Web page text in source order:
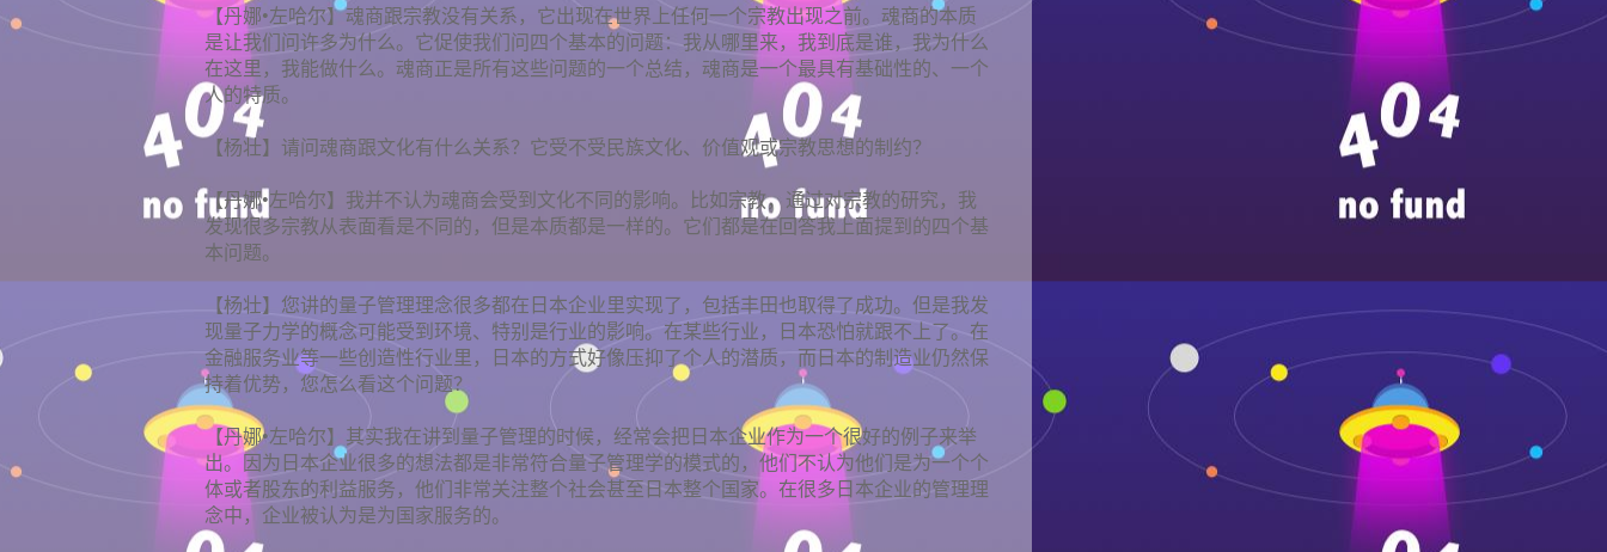
【丹娜•左哈尔】魂商跟宗教没有关系，它出现在世界上任何一个宗教出现之前。魂商的本质
是让我们问许多为什么。它促使我们问四个基本的问题：我从哪里来，我到底是谁，我为什么
在这里，我能做什么。魂商正是所有这些问题的一个总结，魂商是一个最具有基础性的、一个
人的特质。
【杨壮】请问魂商跟文化有什么关系？它受不受民族文化、价值观或宗教思想的制约？
【丹娜•左哈尔】我并不认为魂商会受到文化不同的影响。比如宗教，通过对宗教的研究，我
发现很多宗教从表面看是不同的，但是本质都是一样的。它们都是在回答我上面提到的四个基
本问题。
【杨壮】您讲的量子管理理念很多都在日本企业里实现了，包括丰田也取得了成功。但是我发
现量子力学的概念可能受到环境、特别是行业的影响。在某些行业，日本恐怕就跟不上了。在
金融服务业等一些创造性行业里，日本的方式好像压抑了个人的潜质，而日本的制造业仍然保
持着优势，您怎么看这个问题？
【丹娜•左哈尔】其实我在讲到量子管理的时候，经常会把日本企业作为一个很好的例子来举
出。因为日本企业很多的想法都是非常符合量子管理学的模式的，他们不认为他们是为一个个
体或者股东的利益服务，他们非常关注整个社会甚至日本整个国家。在很多日本企业的管理理
念中，企业被认为是为国家服务的。